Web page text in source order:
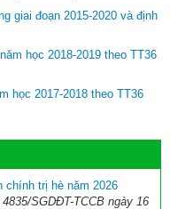
giai đoạn 2015-2020 và định
học 2018-2019 theo TT36
học 2017-2018 theo TT36
trị hè năm 2026
SGDĐT-TCCB ngày 16